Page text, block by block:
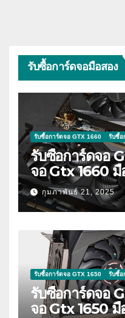
รับซื้อการ์ดจอมือสอง
รับซื้อการ์ดจอ GTX 1660 รับซื้อ
รับซื้อการ์ดจอ
จอ Gtx 1660 มื
กุมภาพันธ์ 21, 2025
รับซื้อการ์ดจอ GTX 1650 รับซื้อ
รับซื้อการ์ดจอ
จอ Gtx 1650 มื